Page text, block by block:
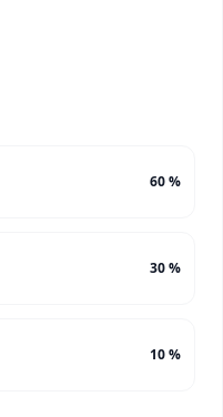
60 %
30 %
10 %